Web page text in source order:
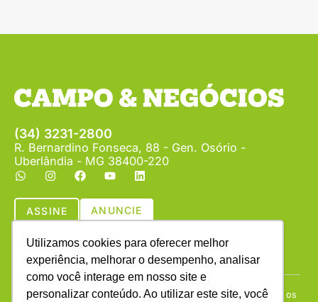
Utilizamos cookies para oferecer melhor
experiência, melhorar o desempenho, analisar
como você interage em nosso site e
personalizar conteúdo. Ao utilizar este site, você
(34) 3231-2800
R. Bernardino Fonseca, 88 - Gen. Osório -
Uberlândia - MG 38400-220
ASSINE ANUNCIE
Copyright © (1990 - 2026) Revista Campo & Negócios. Todos os